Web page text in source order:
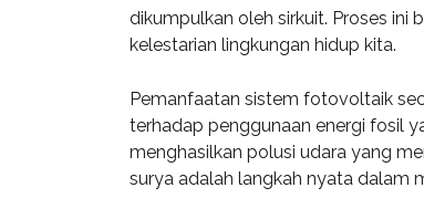
dikumpulkan oleh sirkuit. Proses ini
kelestarian lingkungan hidup kita.
Pemanfaatan sistem fotovoltaik
terhadap penggunaan energi fosil
menghasilkan polusi udara yang
surya adalah langkah nyata dalam